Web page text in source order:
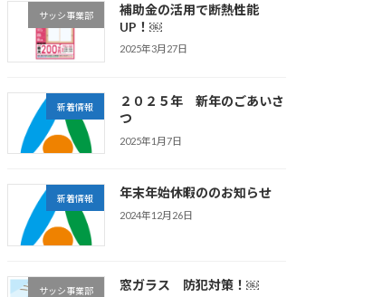
サッシ事業部
補助金の活用で断熱性能
UP！￼
2025年3月27日
新着情報
２０２５年 新年のごあいさ
つ
2025年1月7日
新着情報 年末年始休暇ののお知らせ
2024年12月26日
サッシ事業部 窓ガラス 防犯対策！￼